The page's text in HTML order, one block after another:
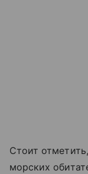
Стоит
морских